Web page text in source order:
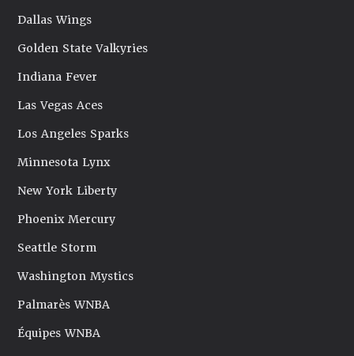
Dallas Wings
Golden State Valkyries
Indiana Fever
Las Vegas Aces
Los Angeles Sparks
Minnesota Lynx
New York Liberty
Phoenix Mercury
Seattle Storm
Washington Mystics
Palmarès WNBA
Équipes WNBA